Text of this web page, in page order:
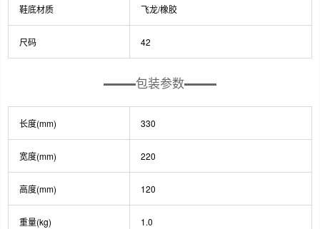
鞋底材质 飞龙/橡胶
尺码 42
包装参数
长度(mm) 330
宽度(mm) 220
高度(mm) 120
重量(kg) 1.0